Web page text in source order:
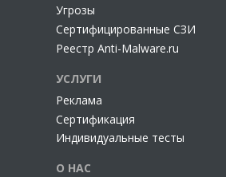
Угрозы
Сертифицированные СЗИ
Реестр Anti-Malware.ru
УСЛУГИ
Реклама
Сертификация
Индивидуальные тесты
О НАС